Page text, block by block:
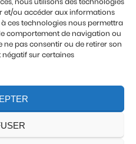
et/ou accéder aux informations
ces technologies nous permettra
comportement de navigation ou
ne pas consentir ou de retirer son
sur certaines
nous ?
légales
personnelles
suivre